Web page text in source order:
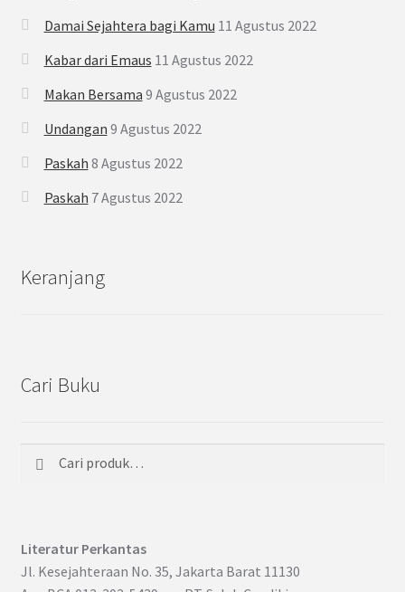
Damai Sejahtera bagi Kamu 11 Agustus 2022
Kabar dari Emaus 11 Agustus 2022
Makan Bersama 9 Agustus 2022
Undangan 9 Agustus 2022
Paskah 8 Agustus 2022
Paskah 7 Agustus 2022
Keranjang
Cari Buku
Pencarian
Literatur Perkantas
Jl. Kesejahteraan No. 35, Jakarta Barat 11130